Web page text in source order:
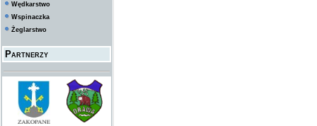
Wędkarstwo
Wspinaczka
Żeglarstwo
Partnerzy